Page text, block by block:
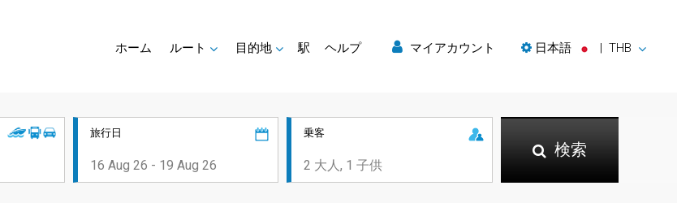
ホーム ルート 目的地 駅 ヘルプ マイアカウント 日本語 | THB
旅行日 乗客
検索